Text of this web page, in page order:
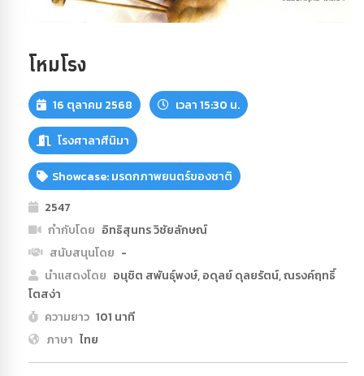
โหมโรง
16 ตุลาคม 2568 เวลา 15:30 น.
โรงศาลาศีนิมา
Showcase: มรดกภาพยนตร์ของชาติ
2547
กำกับโดย อิทธิสุนทร วิชัยลักษณ์
สนับสนุนโดย -
นำแสดงโดย อนุชิต สพันธุ์พงษ์, อดุลย์ ดุลยรัตน์, ณรงค์ฤทธิ์
โตสง่า
ความยาว 101 นาที
ภาษา ไทย